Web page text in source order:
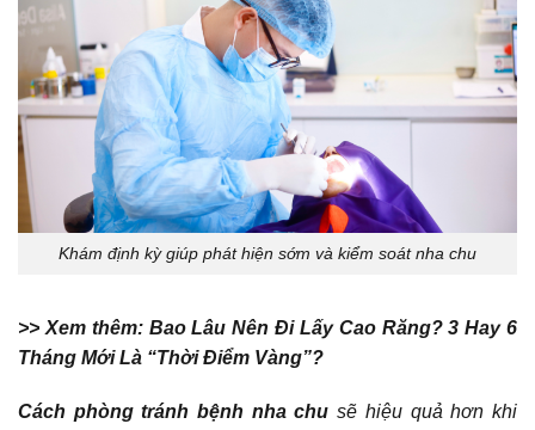
Khám định kỳ giúp phát hiện sớm và kiểm soát nha chu
>> Xem thêm: Bao Lâu Nên Đi Lấy Cao Răng? 3 Hay 6
Tháng Mới Là “Thời Điểm Vàng”?
Cách phòng tránh bệnh nha chu sẽ hiệu quả hơn khi